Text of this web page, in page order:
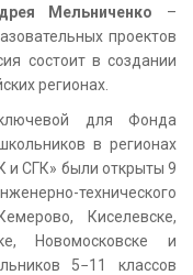
Мельниченко –
проектов
состоит в создании
регионах.
для Фонда
в регионах
и СГК» были открыты 9
технического
Киселевске,
Новомосковске и
5−11 классов